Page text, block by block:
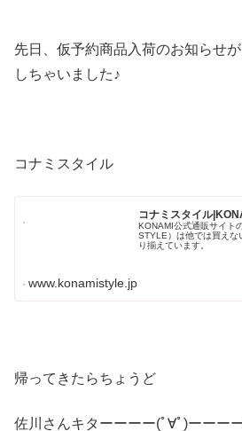
先日、仮予約商品入荷のお知らせ
しちゃいました♪
コナミスタイル
コナミスタイル
KONAMI公式通販サイト
STYLE）は他では買えな
り揃えています。
www.konamistyle.jp
帰ってきたらちょうど
佐川さんキターーーー(ﾟ∀ﾟ)ーーー